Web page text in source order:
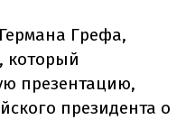
Грефа,
который
презентацию,
президента о